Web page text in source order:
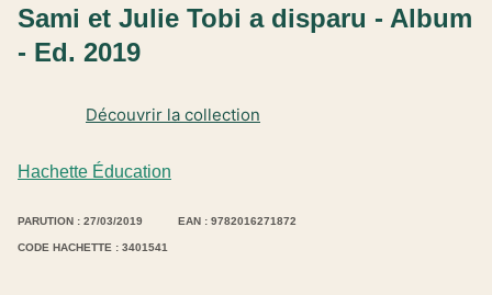
Hachette Éducation
Découvrir la collection
Sami et Julie Tobi a disparu - Album
- Ed. 2019
PARUTION : 27/03/2019 EAN : 9782016271872
CODE HACHETTE : 3401541